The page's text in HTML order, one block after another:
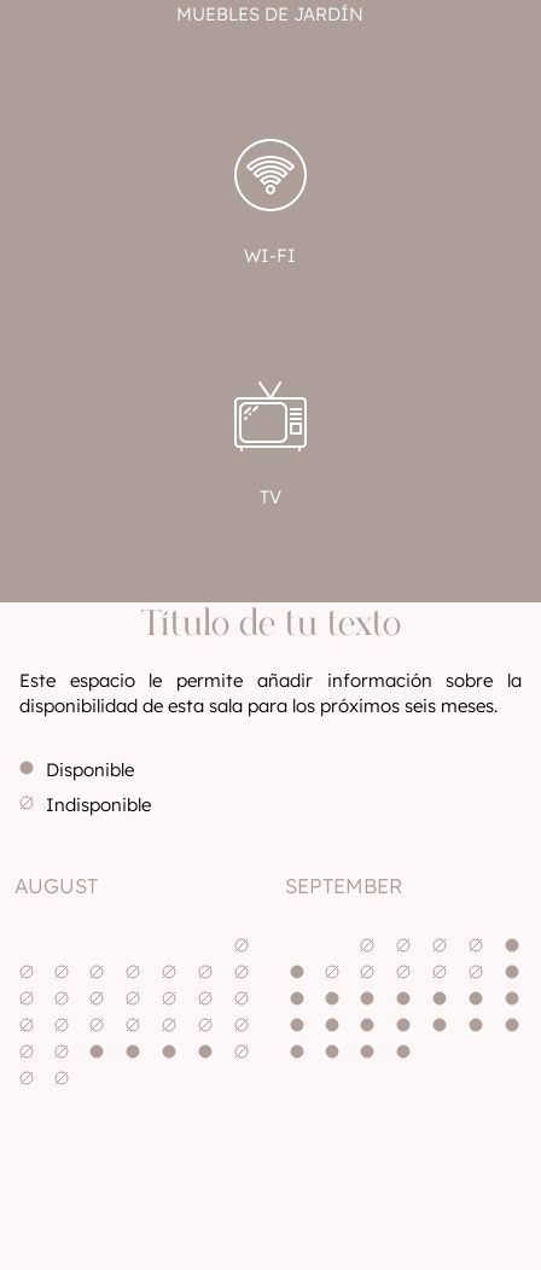
MUEBLES DE JARDÍN
WI-FI
TV
Título de tu texto
Este espacio le permite añadir información sobre la
disponibilidad de esta sala para los próximos seis meses.
Disponible
Indisponible
AUGUST SEPTEMBER